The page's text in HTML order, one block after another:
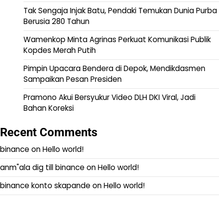
Tak Sengaja Injak Batu, Pendaki Temukan Dunia Purba
Berusia 280 Tahun
Wamenkop Minta Agrinas Perkuat Komunikasi Publik
Kopdes Merah Putih
Pimpin Upacara Bendera di Depok, Mendikdasmen
Sampaikan Pesan Presiden
Pramono Akui Bersyukur Video DLH DKI Viral, Jadi
Bahan Koreksi
Recent Comments
binance onHello world!
anm"ala dig till binance onHello world!
binance konto skapande onHello world!